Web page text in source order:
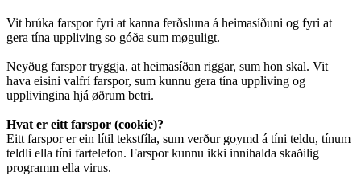
Vit brúka farspor fyri at kanna ferðsluna á heimasíðuni og fyri at
gera tína uppliving so góða sum møguligt.
Neyðug farspor tryggja, at heimasíðan riggar, sum hon skal. Vit
hava eisini valfrí farspor, sum kunnu gera tína uppliving og
upplivingina hjá øðrum betri.
Hvat er eitt farspor (cookie)?
Eitt farspor er ein lítil tekstfíla, sum verður goymd á tíni teldu, tínum
teldli ella tíni fartelefon. Farspor kunnu ikki innihalda skaðilig
programm ella virus.